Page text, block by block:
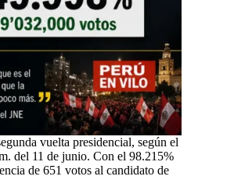
vuelta presidencial, según el
del 11 de junio. Con el 98.215%
de 651 votos al candidato de